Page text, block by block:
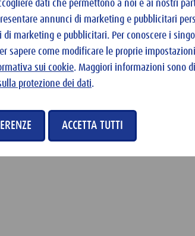
di burro ammorbidito a pezzi
in polvere.
dati che permettono a noi e ai nostri
annunci di marketing e pubblicitari
marketing e pubblicitari. Per conoscere i
sapere come modificare le proprie
sui cookie. Maggiori informazioni sono
protezione dei dati.
ACCETTA TUTTI